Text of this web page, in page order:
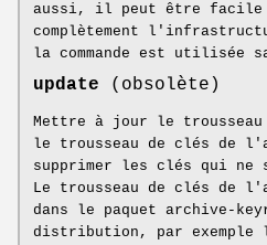
aussi, il peut être facile
complètement
la commande est utilisée
update (obsolète)
Mettre à jour le
le trousseau de clés de
supprimer les clés qui ne
Le trousseau de clés de
dans le paquet archive-
distribution, par exemple